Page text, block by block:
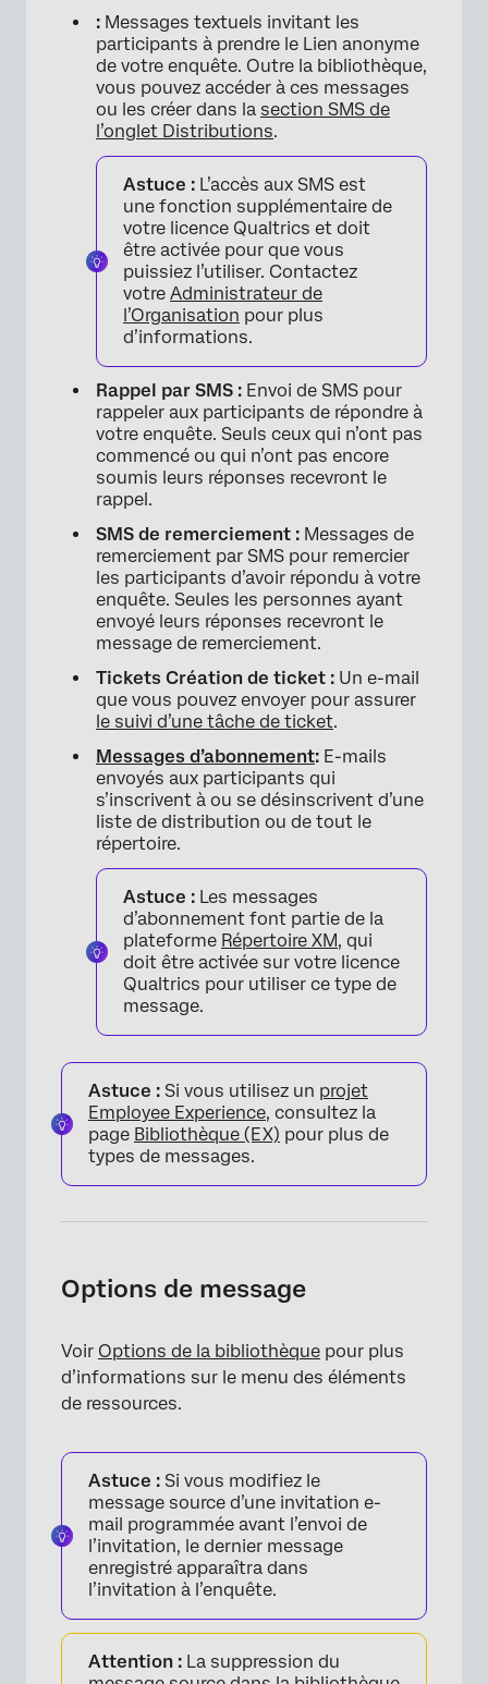
: Messages textuels invitant les
participants à prendre le Lien anonyme
de votre enquête. Outre la bibliothèque,
vous pouvez accéder à ces messages
ou les créer dans la section SMS de
l’onglet Distributions.
Astuce : L’accès aux SMS est
une fonction supplémentaire de
votre licence Qualtrics et doit
être activée pour que vous
puissiez l’utiliser. Contactez
votre Administrateur de
l’Organisation pour plus
d’informations.
Rappel par SMS : Envoi de SMS pour
rappeler aux participants de répondre à
votre enquête. Seuls ceux qui n’ont pas
commencé ou qui n’ont pas encore
soumis leurs réponses recevront le
rappel.
SMS de remerciement : Messages de
remerciement par SMS pour remercier
les participants d’avoir répondu à votre
enquête. Seules les personnes ayant
envoyé leurs réponses recevront le
message de remerciement.
Tickets Création de ticket : Un e-mail
que vous pouvez envoyer pour assurer
le suivi d’une tâche de ticket.
Messages d’abonnement: E-mails
envoyés aux participants qui
s’inscrivent à ou se désinscrivent d’une
liste de distribution ou de tout le
répertoire.
Astuce : Les messages
d’abonnement font partie de la
plateforme Répertoire XM, qui
doit être activée sur votre licence
Qualtrics pour utiliser ce type de
message.
Astuce : Si vous utilisez un projet
Employee Experience, consultez la
page Bibliothèque (EX) pour plus de
types de messages.
Options de message
Voir Options de la bibliothèque pour plus
d’informations sur le menu des éléments
de ressources.
Astuce : Si vous modifiez le
message source d’une invitation e-
mail programmée avant l’envoi de
l’invitation, le dernier message
enregistré apparaîtra dans
l’invitation à l’enquête.
Attention : La suppression du